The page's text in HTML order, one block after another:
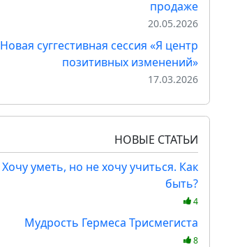
продаже
20.05.2026
Новая суггестивная сессия «Я центр
позитивных изменений»
17.03.2026
НОВЫЕ СТАТЬИ
Хочу уметь, но не хочу учиться. Как
быть?
4
Мудрость Гермеса Трисмегиста
8